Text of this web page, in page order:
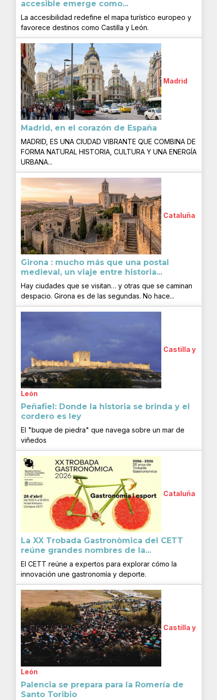
accesible emerge como...
La accesibilidad redefine el mapa turístico europeo y
favorece destinos como Castilla y León.
Madrid
Madrid, en el corazón de España
MADRID, ES UNA CIUDAD VIBRANTE QUE COMBINA DE
FORMA NATURAL HISTORIA, CULTURA Y UNA ENERGÍA
URBANA...
Cataluña
Girona : mucho más que una postal
medieval, un viaje entre historia...
Hay ciudades que se visitan… y otras que se caminan
despacio. Girona es de las segundas. No hace...
Castilla y
León
Peñafiel: Donde la historia se brinda y el
cordero es ley
El "buque de piedra" que navega sobre un mar de
viñedos
Cataluña
La XX Trobada Gastronòmica del CETT
reúne grandes nombres de la...
El CETT reúne a expertos para explorar cómo la
innovación une gastronomía y deporte.
Castilla y
León
Palencia se prepara para la Romería de
Santo Toribio